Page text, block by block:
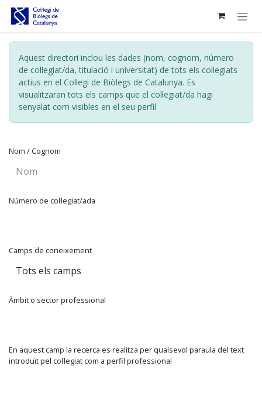
Skip to Content
Aquest directori inclou les dades (nom, cognom, número
de col·legiat/da, titulació i universitat) de tots els col·legiats
actius en el Col·legi de Biòlegs de Catalunya. Es
visualitzaran tots els camps que el col·legiat/da hagi
senyalat com visibles en el seu perfil
Nom / Cognom
Número de col·legiat/ada
Camps de coneixement
Àmbit o sector professional
En aquest camp la recerca es realitza per qualsevol paraula del text
introduït pel col·legiat com a perfil professional